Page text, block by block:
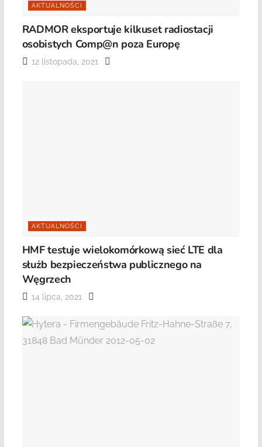
AKTUALNOŚCI
RADMOR eksportuje kilkuset radiostacji
osobistych Comp@n poza Europę
12 listopada, 2021
AKTUALNOŚCI
HMF testuje wielokomórkową sieć LTE dla
służb bezpieczeństwa publicznego na
Węgrzech
14 lipca, 2021